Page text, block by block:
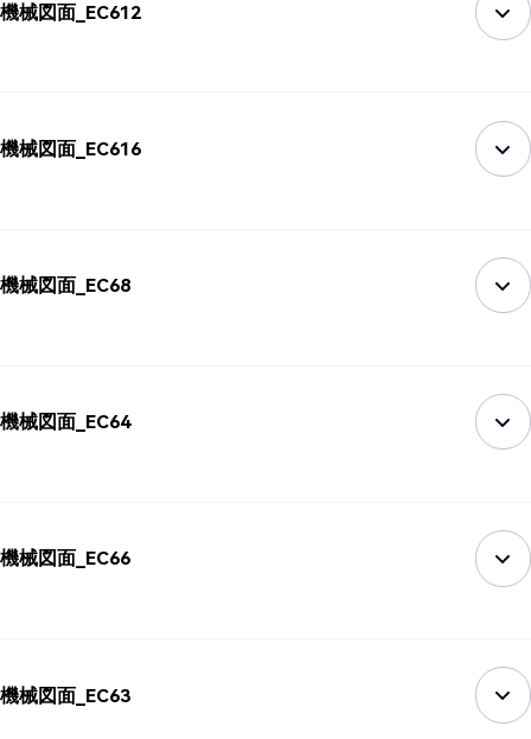
機械図面_EC612
機械図面_EC616
機械図面_EC68
機械図面_EC64
機械図面_EC66
機械図面_EC63